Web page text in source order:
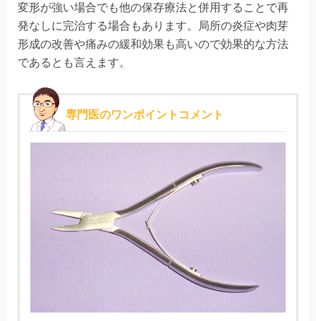
変形が強い場合でも他の保存療法と併用することで再
発なしに完治する場合もあります。局所の炎症や肉芽
形成の改善や痛みの緩和効果も高いので効果的な方法
であるとも言えます。
専門医のワンポイントコメント